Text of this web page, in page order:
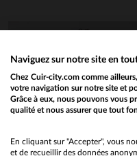
Would you like to be
Naviguez sur notre site en
Chez Cuir-city.com comme
votre navigation sur notre site et
Grâce à eux, nous pouvons vous
qualité et nous assurer que tout
En cliquant sur "Accepter", vous
et de recueillir des données